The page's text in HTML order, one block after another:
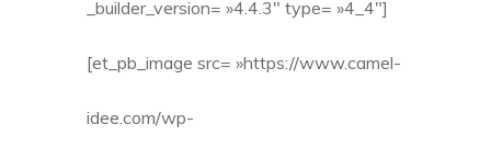
_builder_version= »4.4.3″ type= »4_4″]
[et_pb_image src= »https://www.camel-
idee.com/wp-